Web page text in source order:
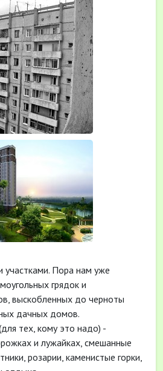
участками. Пора нам уже
грядок и
выскобленных до черноты
дачных домов.
тех, кому это надо) -
и лужайках, смешанные
розарии, каменистые горки,